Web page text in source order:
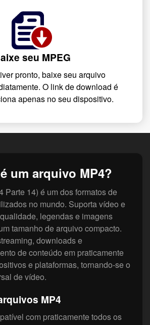
seu MPEG
pronto, baixe seu arquivo
O link de download é
apenas no seu dispositivo.
um arquivo MP4?
Parte 14) é um dos formatos de
no mundo. Suporta vídeo e
legendas e imagens
tamanho de arquivo compacto.
downloads e
de conteúdo em praticamente
e plataformas, tornando-se o
de vídeo.
MP4
com praticamente todos os